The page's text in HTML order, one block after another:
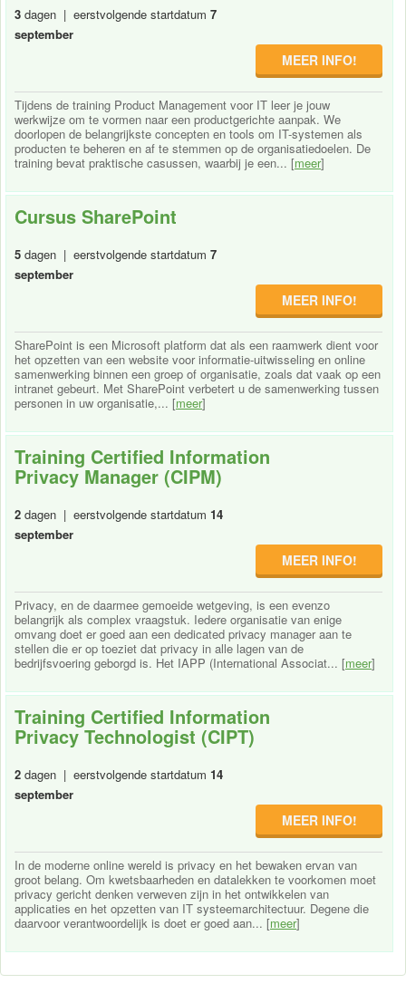
3 dagen | eerstvolgende startdatum 7
september
MEER INFO!
Tijdens de training Product Management voor IT leer je jouw
werkwijze om te vormen naar een productgerichte aanpak. We
doorlopen de belangrijkste concepten en tools om IT-systemen als
producten te beheren en af te stemmen op de organisatiedoelen. De
training bevat praktische casussen, waarbij je een... [meer]
Cursus SharePoint
5 dagen | eerstvolgende startdatum 7
september
MEER INFO!
SharePoint is een Microsoft platform dat als een raamwerk dient voor
het opzetten van een website voor informatie-uitwisseling en online
samenwerking binnen een groep of organisatie, zoals dat vaak op een
intranet gebeurt. Met SharePoint verbetert u de samenwerking tussen
personen in uw organisatie,... [meer]
Training Certified Information
Privacy Manager (CIPM)
2 dagen | eerstvolgende startdatum 14
september
MEER INFO!
Privacy, en de daarmee gemoeide wetgeving, is een evenzo
belangrijk als complex vraagstuk. Iedere organisatie van enige
omvang doet er goed aan een dedicated privacy manager aan te
stellen die er op toeziet dat privacy in alle lagen van de
bedrijfsvoering geborgd is. Het IAPP (International Associat... [meer]
Training Certified Information
Privacy Technologist (CIPT)
2 dagen | eerstvolgende startdatum 14
september
MEER INFO!
In de moderne online wereld is privacy en het bewaken ervan van
groot belang. Om kwetsbaarheden en datalekken te voorkomen moet
privacy gericht denken verweven zijn in het ontwikkelen van
applicaties en het opzetten van IT systeemarchitectuur. Degene die
daarvoor verantwoordelijk is doet er goed aan... [meer]